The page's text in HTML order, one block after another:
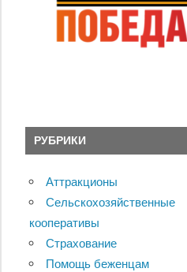
РУБРИКИ
Аттракционы
Сельскохозяйственные
кооперативы
Страхование
Помощь беженцам